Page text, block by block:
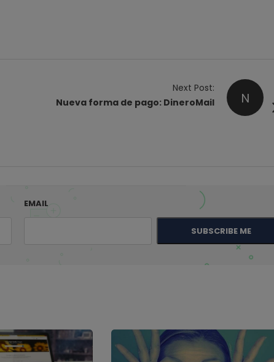
N
Next Post:
Nueva forma de pago: DineroMail
EMAIL
SUBSCRIBE ME